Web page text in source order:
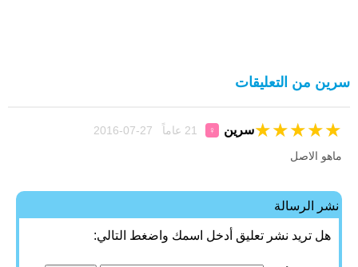
سرين من التعليقات
سرين ♀ ★
★
★
★
★
ماهو الاصل
نشر الرسالة
هل تريد نشر تعليق أدخل اسمك واضغط التالي: